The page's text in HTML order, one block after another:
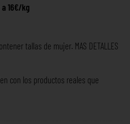
16€/kg
tallas de mujer. MAS DETALLES
con los productos reales que